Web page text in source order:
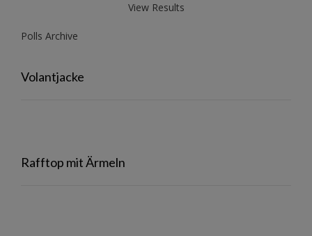
View Results
Polls Archive
Volantjacke
Rafftop mit Ärmeln